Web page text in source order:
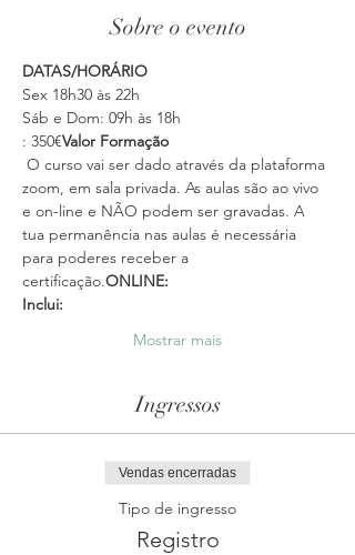
Sobre o evento
DATAS/HORÁRIO
Sex 18h30 às 22h
Sáb e Dom: 09h às 18h
: 350€Valor Formação
zoom, em sala privada. As aulas são ao vivo
e on-line e NÃO podem ser gravadas. A
tua permanência nas aulas é necessária
para poderes receber a
certificação.ONLINE:
Inclui:
Mostrar mais
Ingressos
Vendas encerradas
Tipo de ingresso
Registro